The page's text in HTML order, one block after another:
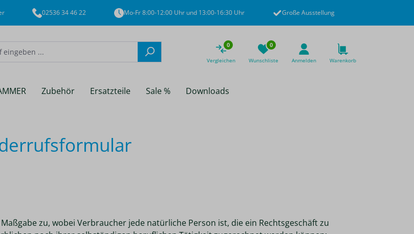
02536 34 46 22 Mo-Fr 8:00-12:00 Uhr und 13:00-16:30 Uhr Große Ausstellung
0
Vergleichen
0
Wunschliste Anmelden Warenkorb
Zubehör Ersatzteile Sale % Downloads
zu, wobei Verbraucher jede natürliche Person ist, die ein Rechtsgeschäft zu